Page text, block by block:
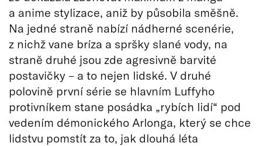
a anime stylizace, aniž by působila směšně.
Na jedné straně nabízí nádherné scenérie,
z nichž vane bríza a spršky slané vody, na
straně druhé jsou zde agresivně barvité
postavičky – a to nejen lidské. V druhé
polovině první série se hlavním Luffyho
protivníkem stane posádka „rybích lidí“ pod
vedením démonického Arlonga, který se chce
lidstvu pomstít za to, jak dlouhá léta